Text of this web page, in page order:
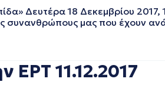
Δευτέρα 18 Δεκεμβρίου
συνανθρώπους μας που έχουν
11.12.2017